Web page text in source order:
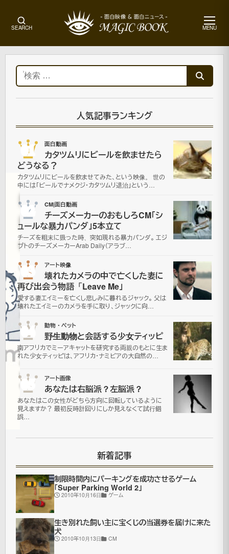
SEARCH MENU
メ
ュ
ー
ー
Bear
Fights
Cougar
2006
年10月
19日
2021
16日 更
新
その
他動
画|
動
物・
ペッ
ト
マ
ク
ー
ガ
ー
検
索:
人気記事ランキング
01 面白動画
カタツムリにビールを飲ませたら
どうなる？
カタツムリにビールを飲ませてみた、という映像。 世の
中には「ビールでナメクジ・カタツムリ退治」という…
02 CM|面白動画
チーズメーカーのおもしろCM「シ
ュールな暴力パンダ」5本立て
チーズを粗末に扱った時、突如現れる暴力パンダ。 エジ
プトのチーズメーカーArab Daily（アラブ…
03 アート映像
壊れたカメラの中で亡くした妻に
再び出会う物語「Leave Me」
愛する妻エイミーを亡くし悲しみに暮れるジャック。 父は
壊れたエイミーのカメラを手に取り、ジャックに向…
04 動物・ペット
野生動物と会話する少女ティッピ
南アフリカでミーアキャットを研究する両親のもとに生ま
れた少女ティッピは、アフリカ・ナミビアの大自然の…
05 アート画像
あなたは右脳派？左脳派？
あなたはこの女性がどちら方向に回転しているように
見えますか？ 最初反時計回りにしか見えなくて試行錯
誤…
新着記事
制限時間内にパーキングを成功させるゲーム
「Super Parking World 2」
2010年10月16日 ゲーム
生き別れた飼い主に宝くじの当選券を届けに来た
犬
2010年10月13日 CM